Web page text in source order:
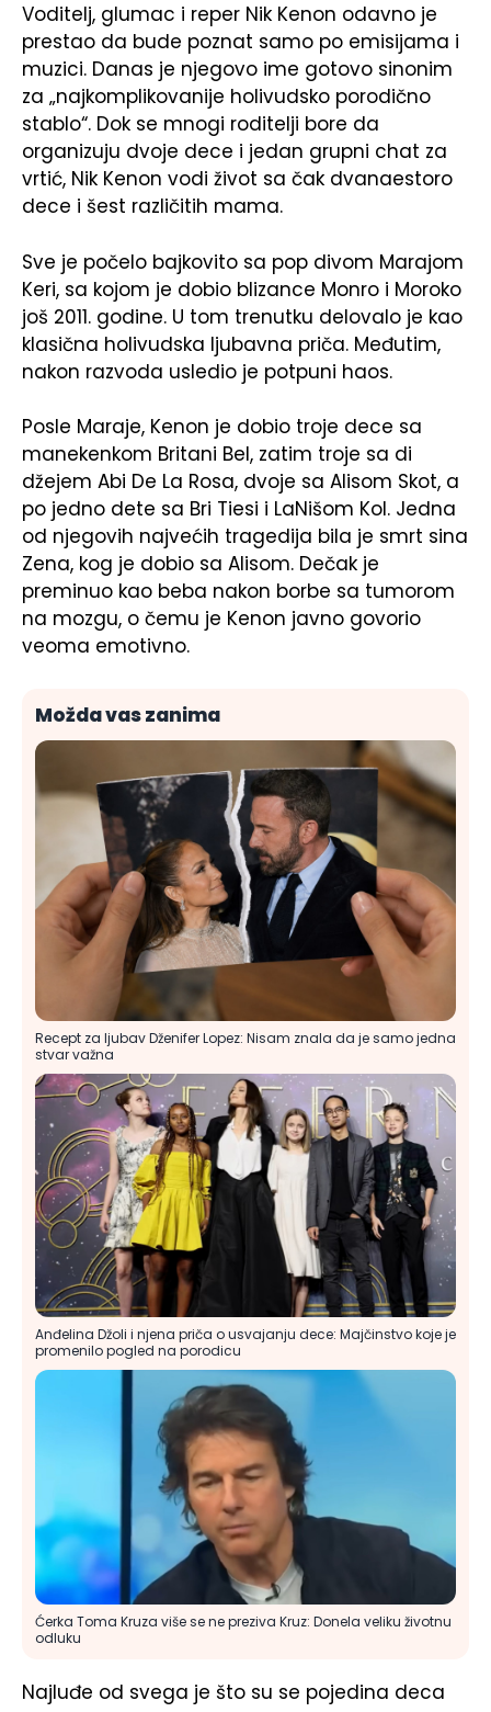
Voditelj, glumac i reper Nik Kenon odavno je
prestao da bude poznat samo po emisijama i
muzici. Danas je njegovo ime gotovo sinonim
za „najkomplikovanije holivudsko porodično
stablo“. Dok se mnogi roditelji bore da
organizuju dvoje dece i jedan grupni chat za
vrtić, Nik Kenon vodi život sa čak dvanaestoro
dece i šest različitih mama.
Sve je počelo bajkovito sa pop divom Marajom
Keri, sa kojom je dobio blizance Monro i Moroko
još 2011. godine. U tom trenutku delovalo je kao
klasična holivudska ljubavna priča. Međutim,
nakon razvoda usledio je potpuni haos.
Posle Maraje, Kenon je dobio troje dece sa
manekenkom Britani Bel, zatim troje sa di
džejem Abi De La Rosa, dvoje sa Alisom Skot, a
po jedno dete sa Bri Tiesi i LaNišom Kol. Jedna
od njegovih najvećih tragedija bila je smrt sina
Zena, kog je dobio sa Alisom. Dečak je
preminuo kao beba nakon borbe sa tumorom
na mozgu, o čemu je Kenon javno govorio
veoma emotivno.
Možda vas zanima
Recept za ljubav Dženifer Lopez: Nisam znala da je samo jedna
stvar važna
Anđelina Džoli i njena priča o usvajanju dece: Majčinstvo koje je
promenilo pogled na porodicu
Ćerka Toma Kruza više se ne preziva Kruz: Donela veliku životnu
odluku
Najluđe od svega je što su se pojedina deca